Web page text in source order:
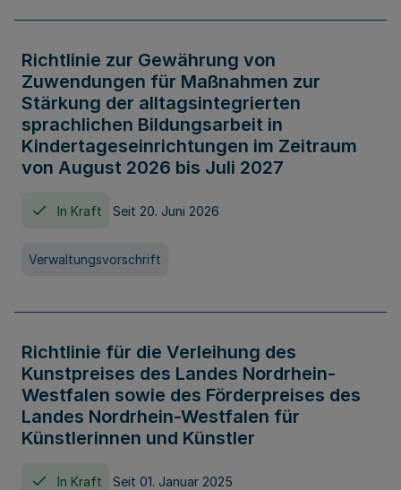
Richtlinie zur Gewährung von
Zuwendungen für Maßnahmen zur
Stärkung der alltagsintegrierten
sprachlichen Bildungsarbeit in
Kindertageseinrichtungen im Zeitraum
von August 2026 bis Juli 2027
In Kraft Seit 20. Juni 2026
Verwaltungsvorschrift
Richtlinie für die Verleihung des
Kunstpreises des Landes Nordrhein-
Westfalen sowie des Förderpreises des
Landes Nordrhein-Westfalen für
Künstlerinnen und Künstler
In Kraft Seit 01. Januar 2025